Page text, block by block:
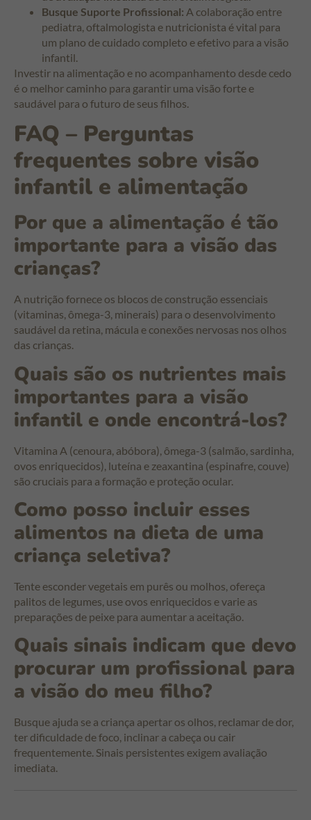
Busque Suporte Profissional: A colaboração entre
pediatra, oftalmologista e nutricionista é vital para
um plano de cuidado completo e efetivo para a visão
infantil.
Investir na alimentação e no acompanhamento desde cedo
é o melhor caminho para garantir uma visão forte e
saudável para o futuro de seus filhos.
FAQ – Perguntas
frequentes sobre visão
infantil e alimentação
Por que a alimentação é tão
importante para a visão das
crianças?
A nutrição fornece os blocos de construção essenciais
(vitaminas, ômega-3, minerais) para o desenvolvimento
saudável da retina, mácula e conexões nervosas nos olhos
das crianças.
Quais são os nutrientes mais
importantes para a visão
infantil e onde encontrá-los?
Vitamina A (cenoura, abóbora), ômega-3 (salmão, sardinha,
ovos enriquecidos), luteína e zeaxantina (espinafre, couve)
são cruciais para a formação e proteção ocular.
Como posso incluir esses
alimentos na dieta de uma
criança seletiva?
Tente esconder vegetais em purês ou molhos, ofereça
palitos de legumes, use ovos enriquecidos e varie as
preparações de peixe para aumentar a aceitação.
Quais sinais indicam que devo
procurar um profissional para
a visão do meu filho?
Busque ajuda se a criança apertar os olhos, reclamar de dor,
ter dificuldade de foco, inclinar a cabeça ou cair
frequentemente. Sinais persistentes exigem avaliação
imediata.